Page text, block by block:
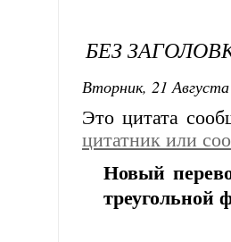
БЕЗ
Вторник, 21
Это цитата
цитатник или
Новый
треугольной